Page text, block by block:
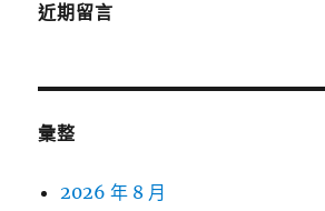
近期留言
彙整
2026 年 8 月